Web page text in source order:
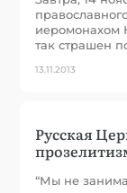
иеромонахом
так страшен
13.11.2013
Русская
“Мы не